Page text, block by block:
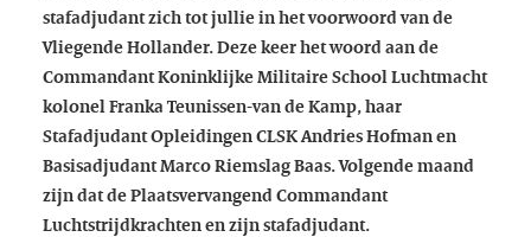
stafadjudant zich tot jullie in het voorwoord van de
Vliegende Hollander. Deze keer het woord aan de
CommandantKoninklijke Militaire School Luchtmacht
kolonel Franka Teunissen-van de Kamp, haar
Stafadjudant Opleidingen CLSK Andries Hofman en
Basisadjudant Marco Riemslag Baas. Volgende maand
zijn dat de Plaatsvervangend Commandant
Luchtstrijdkrachtenenzijnstafadjudant.